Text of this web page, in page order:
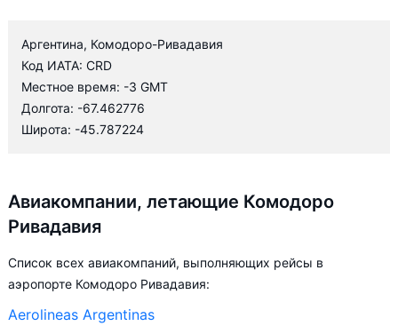
Аргентина, Комодоро-Ривадавия
Код ИАТА: CRD
Местное время: -3 GMT
Долгота: -67.462776
Широта: -45.787224
Авиакомпании, летающие Комодоро
Ривадавия
Список всех авиакомпаний, выполняющих рейсы в
аэропорте Комодоро Ривадавия:
Aerolineas Argentinas